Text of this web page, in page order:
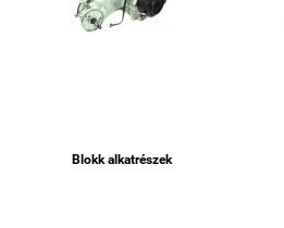
Blokk alkatrészek